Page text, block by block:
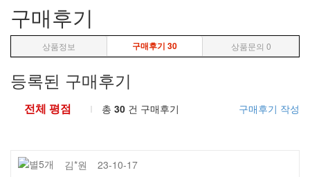
구매후기
상품정보 구매후기 30 상품문의 0
등록된 구매후기
전체 평점 총 30 건 구매후기 구매후기 작성
김*원 23-10-17